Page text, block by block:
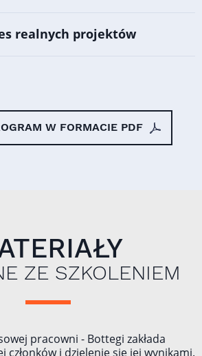
realnych projektów
W FORMACIE PDF
ZE SZKOLENIEM
pracowni - Bottegi zakłada
członków i dzielenie się jej wynikami.